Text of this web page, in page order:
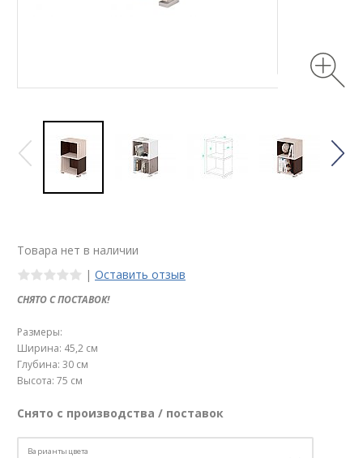
Товара нет в наличии
| Оставить отзыв
СНЯТО С ПОСТАВОК!
Размеры:
Ширина: 45,2 см
Глубина: 30 см
Высота: 75 см
Снято с производства / поставок
Варианты цвета